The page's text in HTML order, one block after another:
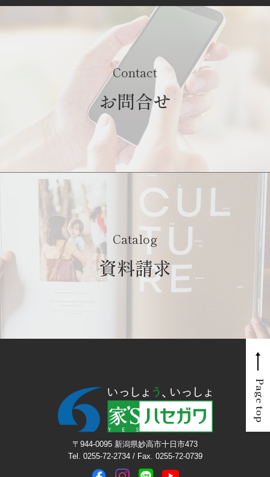
Contact
お問合せ
Catalog
資料請求
Page top
〒944-0095 新潟県妙高市十日市473
Tel. 0255-72-2734 / Fax. 0255-72-0739